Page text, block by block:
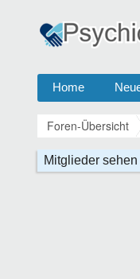
Home
Foren-Übersicht